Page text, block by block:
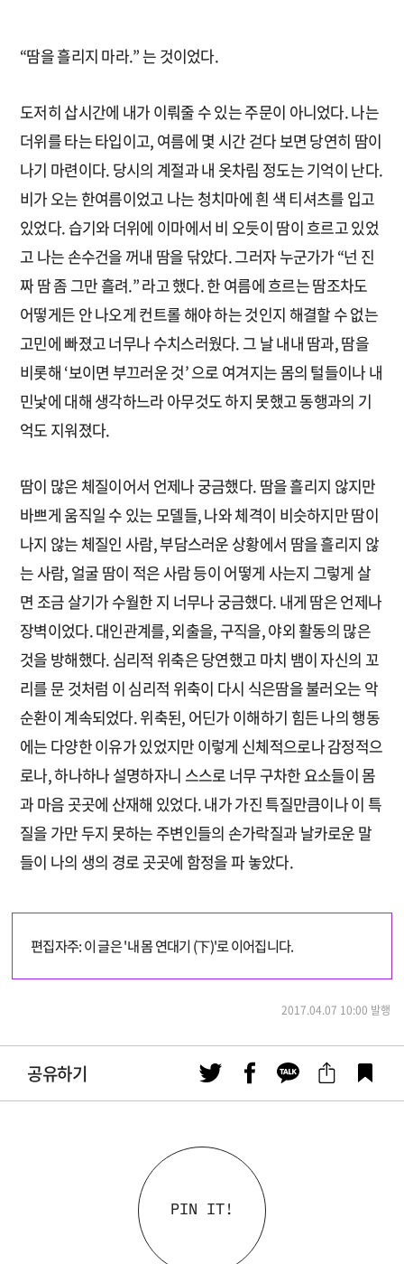
“땀을 흘리지 마라.” 는 것이었다.
도저히 삽시간에 내가 이뤄줄 수 있는 주문이 아니었다. 나는
더위를 타는 타입이고, 여름에 몇 시간 걷다 보면 당연히 땀이
나기 마련이다. 당시의 계절과 내 옷차림 정도는 기억이 난다.
비가 오는 한여름이었고 나는 청치마에 흰 색 티셔츠를 입고
있었다. 습기와 더위에 이마에서 비 오듯이 땀이 흐르고 있었
고 나는 손수건을 꺼내 땀을 닦았다. 그러자 누군가가 “넌 진
짜 땀 좀 그만 흘려.” 라고 했다. 한 여름에 흐르는 땀조차도
어떻게든 안 나오게 컨트롤 해야 하는 것인지 해결할 수 없는
고민에 빠졌고 너무나 수치스러웠다. 그 날 내내 땀과, 땀을
비롯해 ‘보이면 부끄러운 것’ 으로 여겨지는 몸의 털들이나 내
민낯에 대해 생각하느라 아무것도 하지 못했고 동행과의 기
억도 지워졌다.
땀이 많은 체질이어서 언제나 궁금했다. 땀을 흘리지 않지만
바쁘게 움직일 수 있는 모델들, 나와 체격이 비슷하지만 땀이
나지 않는 체질인 사람, 부담스러운 상황에서 땀을 흘리지 않
는 사람, 얼굴 땀이 적은 사람 등이 어떻게 사는지 그렇게 살
면 조금 살기가 수월한 지 너무나 궁금했다. 내게 땀은 언제나
장벽이었다. 대인관계를, 외출을, 구직을, 야외 활동의 많은
것을 방해했다. 심리적 위축은 당연했고 마치 뱀이 자신의 꼬
리를 문 것처럼 이 심리적 위축이 다시 식은땀을 불러오는 악
순환이 계속되었다. 위축된, 어딘가 이해하기 힘든 나의 행동
에는 다양한 이유가 있었지만 이렇게 신체적으로나 감정적으
로나, 하나하나 설명하자니 스스로 너무 구차한 요소들이 몸
과 마음 곳곳에 산재해 있었다. 내가 가진 특질만큼이나 이 특
질을 가만 두지 못하는 주변인들의 손가락질과 날카로운 말
들이 나의 생의 경로 곳곳에 함정을 파 놓았다.
편집자주: 이 글은 '내 몸 연대기 (下)'로 이어집니다.
2017.04.07 10:00 발행
공유하기
PIN IT!